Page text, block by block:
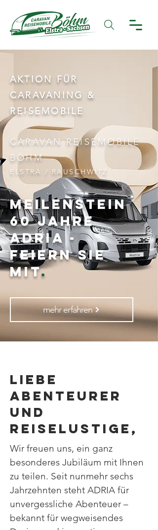
AKTION FÜR
CARAVANING &
REISEMOBILE
CARAVAN REISEMOBILE
BÖHM
ELSTRA / RAUSCHWITZ
MEILENSTEIN
60 Jahre
ADRIA -
Feiern Sie
MIT.
mehr erfahren
Liebe
Abenteurer
und
Reiselustige,
Wir freuen uns, ein ganz
besonderes Jubiläum mit Ihnen
zu teilen. Seit nunmehr sechs
Jahrzehnten steht ADRIA für
unvergessliche Abenteuer –
bekannt für wegweisendes